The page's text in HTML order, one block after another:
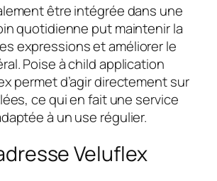
être intégrée dans une
quotidienne put maintenir la
expressions et améliorer le
Poise à child application
permet d’agir directement sur
ce qui en fait une service
à un use régulier.
Veluflex